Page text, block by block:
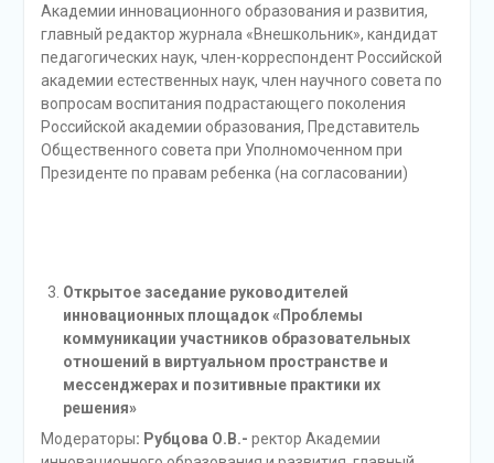
Академии инновационного образования и развития,
главный редактор журнала «Внешкольник», кандидат
педагогических наук, член-корреспондент Российской
академии естественных наук, член научного совета по
вопросам воспитания подрастающего поколения
Российской академии образования, Представитель
Общественного совета при Уполномоченном при
Президенте по правам ребенка (на согласовании)
Открытое заседание руководителей
инновационных площадок «Проблемы
коммуникации участников образовательных
отношений в виртуальном пространстве и
мессенджерах и позитивные практики их
решения»
Модераторы: Рубцова О.В.- ректор Академии